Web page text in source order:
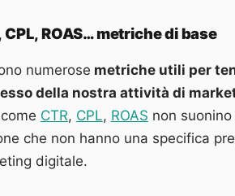
CPL, ROAS… metriche di base
numerose metriche utili per
della nostra attività di
CTR, CPL, ROAS non
che non hanno una specifica
digitale.